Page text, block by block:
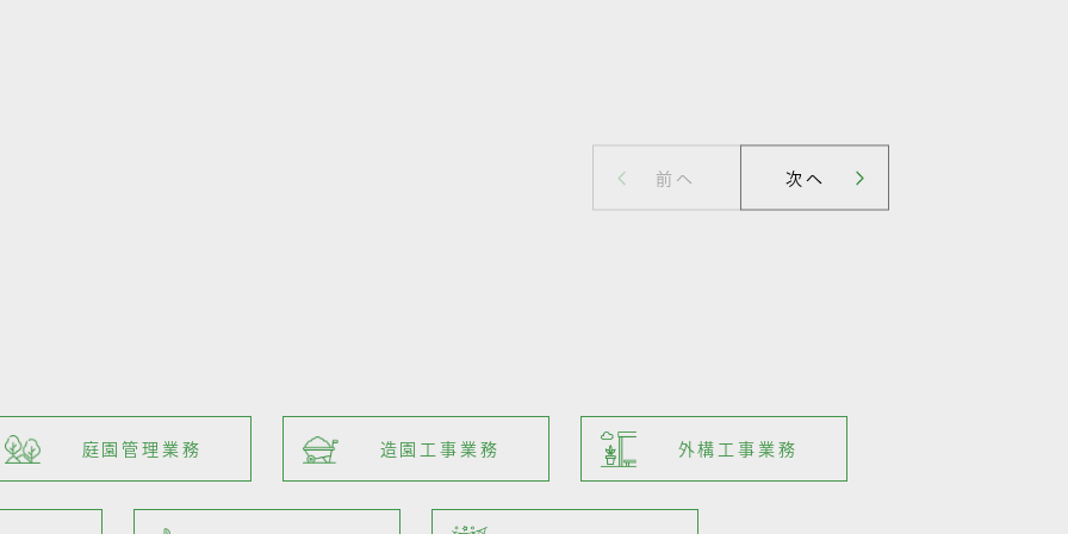
庭園管理業務 造園工事業務 外構工事業務